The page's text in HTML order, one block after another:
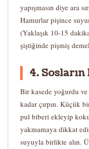
yapışmasın diye ara
Hamurlar pişince
(Yaklaşık 10-15
şiştiğinde pişmiş
4. Sosların
Bir kasede yoğurdu ve
kadar çırpın. Küçük
pul biberi ekleyip
yakmamaya dikkat
suyuyla birlikte alın.